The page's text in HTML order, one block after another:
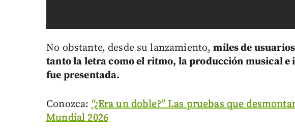
No obstante, desde su lanzamiento,miles de
tanto la letra como el ritmo, la producción musical e
fue presentada.
Conozca:“¿Era un doble?” Las pruebas que
Mundial 2026